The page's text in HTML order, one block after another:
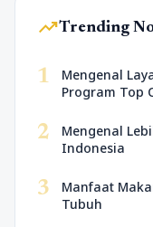
trending_upTrending
1
Mengenal
Program Top
2
Mengenal
Indonesia
3
Manfaat
Tubuh